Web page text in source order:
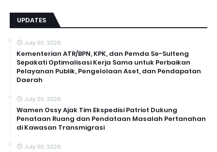
UPDATES
July 30, 2026
Kementerian ATR/BPN, KPK, dan Pemda Se-Sulteng
Sepakati Optimalisasi Kerja Sama untuk Perbaikan
Pelayanan Publik, Pengelolaan Aset, dan Pendapatan
Daerah
July 30, 2026
Wamen Ossy Ajak Tim Ekspedisi Patriot Dukung
Penataan Ruang dan Pendataan Masalah Pertanahan
di Kawasan Transmigrasi
July 30, 2026